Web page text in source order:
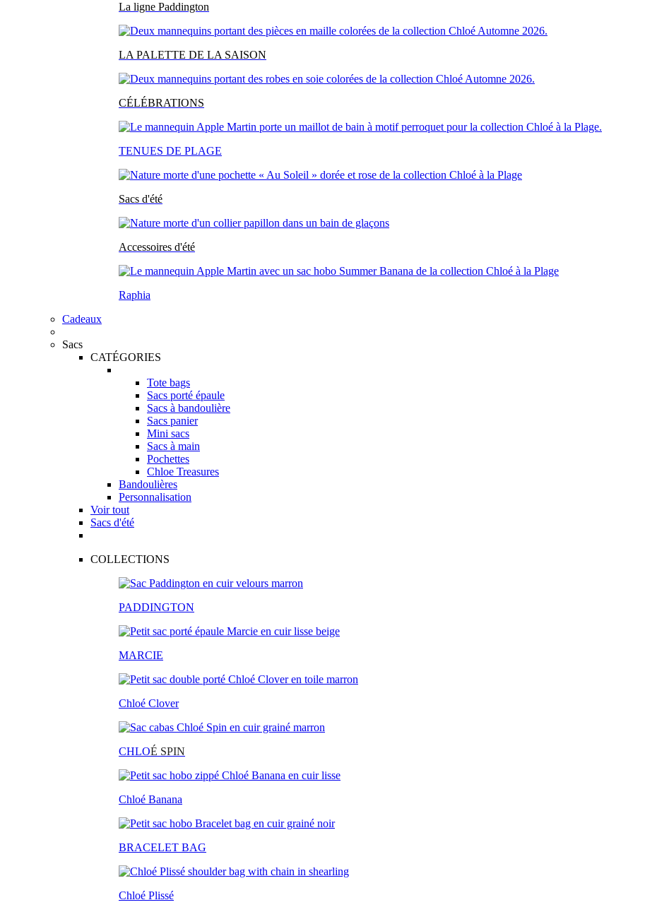
La ligne Paddington
LA PALETTE DE LA SAISON
CÉLÉBRATIONS
TENUES DE PLAGE
Sacs d'été
Accessoires d'été
Raphia
Cadeaux
Sacs
CATÉGORIES
Tote bags
Sacs porté épaule
Sacs à bandoulière
Sacs panier
Mini sacs
Sacs à main
Pochettes
Chloe Treasures
Bandoulières
Personnalisation
Voir tout
Sacs d'été
COLLECTIONS
PADDINGTON
MARCIE
Chloé Clover
CHLOÉ SPIN
Chloé Banana
BRACELET BAG
Chloé Plissé